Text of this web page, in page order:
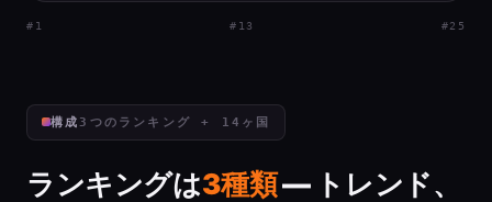
#1 #13 #25
構成3つのランキング + 14ヶ国
ランキングは3種類— トレンド、